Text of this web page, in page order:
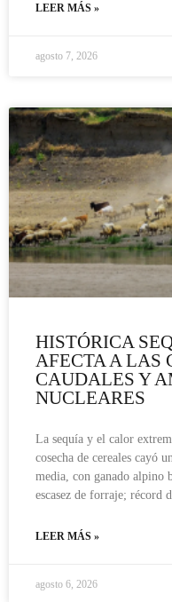
LEER MÁS »
agosto 7, 2026
HISTÓRICA
AFECTA A LAS
CAUDALES Y
NUCLEARES
La sequía y el calor
cosecha de cereales cayó
media, con ganado alpino
escasez de forraje; récord
LEER MÁS »
agosto 6, 2026